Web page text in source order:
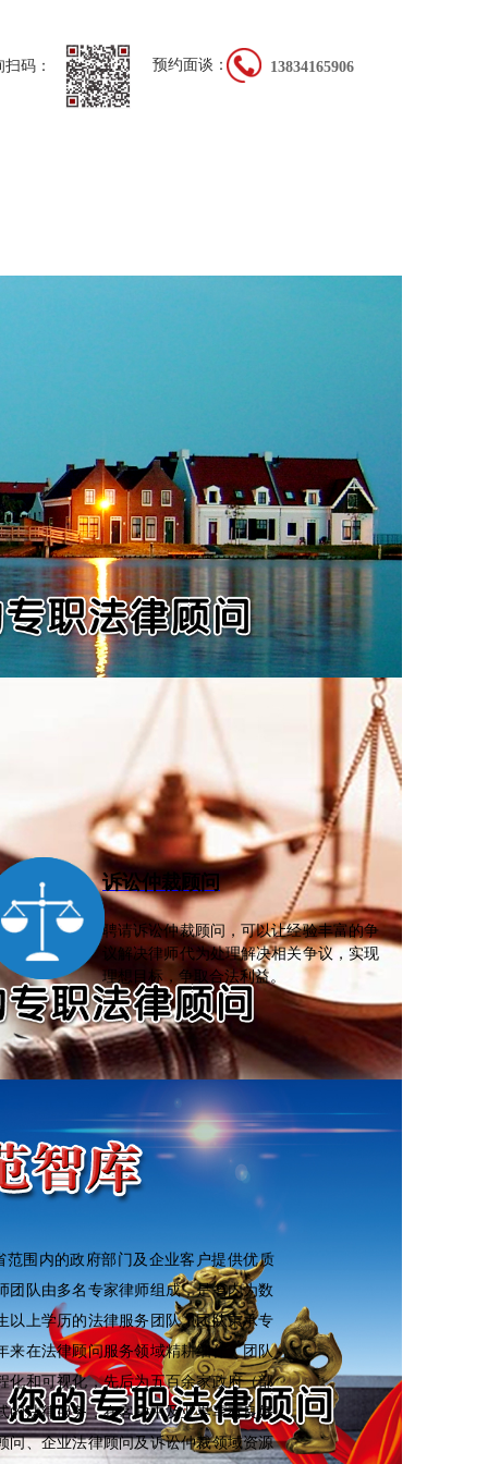
码： 13834165906
预约面谈：
诉讼仲裁顾问
聘请诉讼仲裁顾问，可以让经验丰富的争
议解决律师代为处理解决相关争议，实现
理想目标，争取合法利益。
围内的政府部门及企业客户提供优质
团队由多名专家律师组成，是省内为数
以上学历的法律服务团队。团队秉承专
来在法律顾问服务领域精耕细作。团队
化和可视化，先后为五百余家政府（部
的法律服务，在客户中及业界享有良好
问、企业法律顾问及诉讼仲裁领域资源